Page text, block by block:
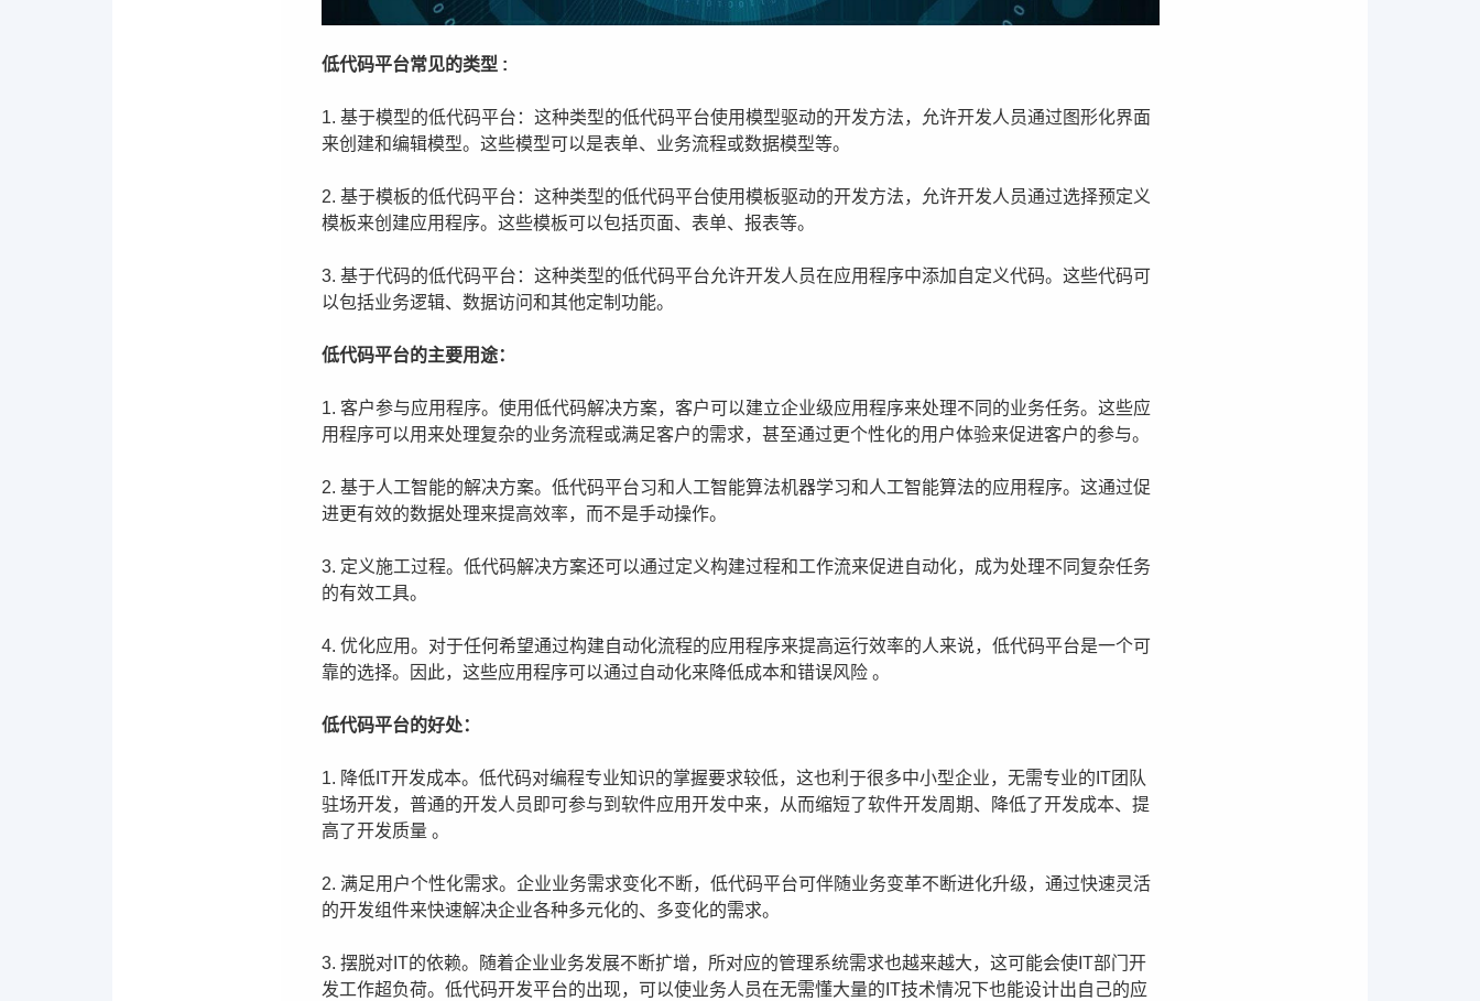
低代码平台常见的类型 :
1. 基于模型的低代码平台：这种类型的低代码平台使用模型驱动的开发方法，允许开发人员通过图形化界面
来创建和编辑模型。这些模型可以是表单、业务流程或数据模型等。
2. 基于模板的低代码平台：这种类型的低代码平台使用模板驱动的开发方法，允许开发人员通过选择预定义
模板来创建应用程序。这些模板可以包括页面、表单、报表等。
3. 基于代码的低代码平台：这种类型的低代码平台允许开发人员在应用程序中添加自定义代码。这些代码可
以包括业务逻辑、数据访问和其他定制功能。
低代码平台的主要用途：
1. 客户参与应用程序。使用低代码解决方案，客户可以建立企业级应用程序来处理不同的业务任务。这些应
用程序可以用来处理复杂的业务流程或满足客户的需求，甚至通过更个性化的用户体验来促进客户的参与。
2. 基于人工智能的解决方案。低代码平台习和人工智能算法机器学习和人工智能算法的应用程序。这通过促
进更有效的数据处理来提高效率，而不是手动操作。
3. 定义施工过程。低代码解决方案还可以通过定义构建过程和工作流来促进自动化，成为处理不同复杂任务
的有效工具。
4. 优化应用。对于任何希望通过构建自动化流程的应用程序来提高运行效率的人来说，低代码平台是一个可
靠的选择。因此，这些应用程序可以通过自动化来降低成本和错误风险 。
低代码平台的好处：
1. 降低IT开发成本。低代码对编程专业知识的掌握要求较低，这也利于很多中小型企业，无需专业的IT团队
驻场开发，普通的开发人员即可参与到软件应用开发中来，从而缩短了软件开发周期、降低了开发成本、提
高了开发质量 。
2. 满足用户个性化需求。企业业务需求变化不断，低代码平台可伴随业务变革不断进化升级，通过快速灵活
的开发组件来快速解决企业各种多元化的、多变化的需求。
3. 摆脱对IT的依赖。随着企业业务发展不断扩增，所对应的管理系统需求也越来越大，这可能会使IT部门开
发工作超负荷。低代码开发平台的出现，可以使业务人员在无需懂大量的IT技术情况下也能设计出自己的应